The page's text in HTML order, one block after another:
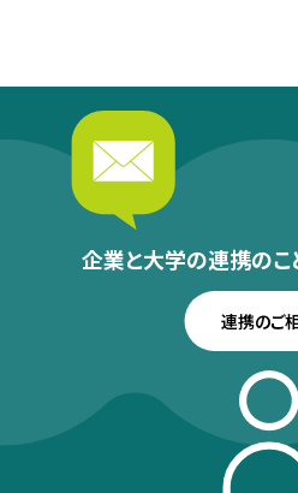
企業と大学の連携のこ
連携のご